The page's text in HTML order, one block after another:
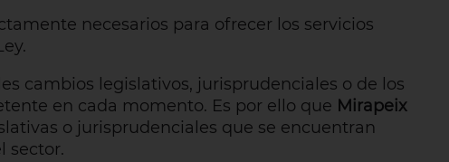
necesarios para ofrecer los servicios
cambios legislativos, jurisprudenciales o de los
en cada momento. Es por ello que Mirapeix
o jurisprudenciales que se encuentran
sector.